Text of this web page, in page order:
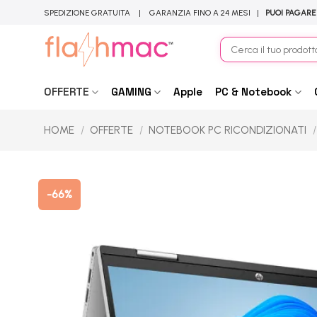
SPEDIZIONE GRATUITA | GARANZIA FINO A 24 MESI | PUOI
Cerca:
OFFERTE GAMING Apple PC & Notebook
HOME / OFFERTE / NOTEBOOK PC RICONDIZIONATI /
-66%